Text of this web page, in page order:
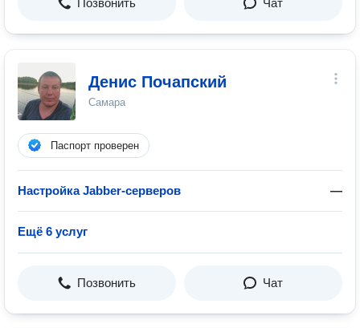
Позвонить Чат
Денис Почапский
Самара
Паспорт проверен
Настройка Jabber-серверов —
Ещё 6 услуг
Позвонить Чат